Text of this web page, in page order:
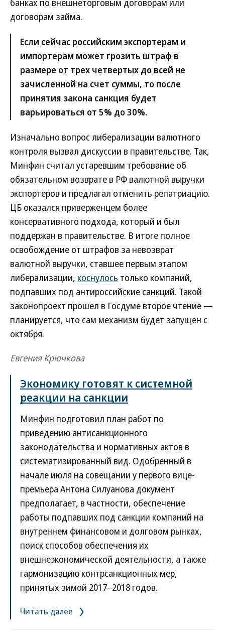
банках по внешнеторговым договорам или
договорам займа.
Если сейчас российским экспортерам и
импортерам может грозить штраф в
размере от трех четвертых до всей не
зачисленной на счет суммы, то после
принятия закона санкция будет
варьироваться от 5% до 30%.
Изначально вопрос либерализации валютного
контроля вызвал дискуссии в правительстве. Так,
Минфин считал устаревшим требование об
обязательном возврате в РФ валютной выручки
экспортеров и предлагал отменить репатриацию.
ЦБ оказался приверженцем более
консервативного подхода, который и был
поддержан в правительстве. В итоге полное
освобождение от штрафов за невозврат
валютной выручки, ставшее первым этапом
либерализации, коснулось только компаний,
подпавших под антироссийские санкций. Такой
законопроект прошел в Госдуме второе чтение —
планируется, что сам механизм будет запущен с
октября.
Евгения Крючкова
Экономику готовят к системной
реакции на санкции
Минфин подготовил план работ по
приведению антисанкционного
законодательства и нормативных актов в
систематизированный вид. Одобренный в
начале июля на совещании у первого вице-
премьера Антона Силуанова документ
предполагает, в частности, обеспечение
работы подпавших под санкции компаний на
внутреннем финансовом и долговом рынках,
поиск способов обеспечения их
внешнеэкономической деятельности, а также
гармонизацию контрсанкционных мер,
принятых зимой 2017–2018 годов.
Читать далее